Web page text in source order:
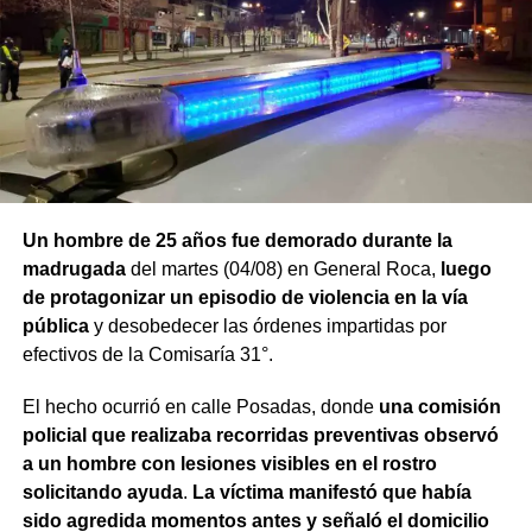
Un hombre de 25 años fue demorado durante la
madrugadadel martes (04/08) en General Roca, luego
de protagonizar un episodio de violencia en la vía
públicay desobedecer las órdenes impartidas por
efectivos de la Comisaría 31°.
El hecho ocurrió en calle Posadas, donde una comisión
policial que realizaba recorridas preventivas observó
a un hombre con lesiones visibles en el rostro
solicitando ayuda. La víctima manifestó que había
sido agredida momentos antes y señaló el domicilio